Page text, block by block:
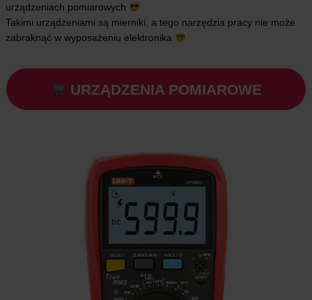
urządzeniach pomiarowych
Takimi urządzeniami są mierniki, a tego narzędzia pracy nie może
zabraknąć w wyposażeniu elektronika
URZĄDZENIA POMIAROWE